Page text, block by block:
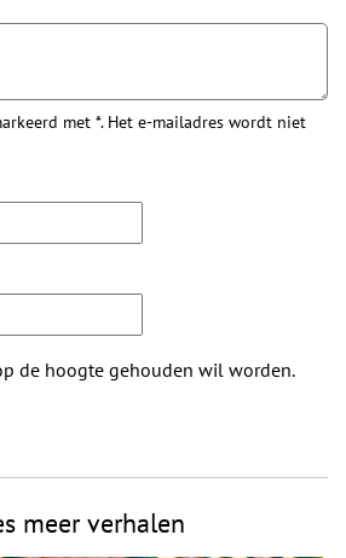
met *. Het e-mailadres wordt niet
de hoogte gehouden wil worden.
meer verhalen